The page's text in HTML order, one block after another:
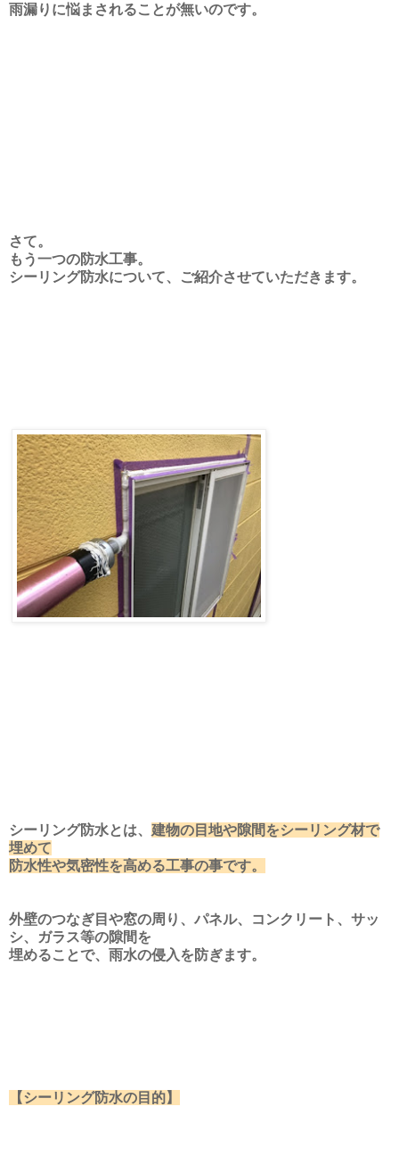
雨漏りに悩まされることが無いのです。
さて。
もう一つの防水工事。
シーリング防水について、ご紹介させていただきます。
シーリング防水とは、 建物の目地や隙間をシーリング材で
埋めて
防水性や気密性を高める工事の事です。
外壁のつなぎ目や窓の周り、パネル、コンクリート、サッ
シ、ガラス等の隙間を
埋めることで、雨水の侵入を防ぎます。
【シーリング防水の目的】